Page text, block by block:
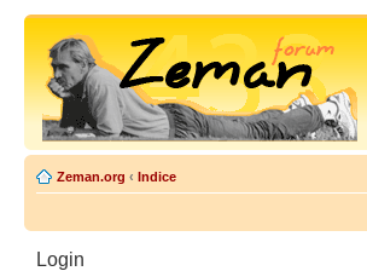
Zeman.org ‹ Indice
Login